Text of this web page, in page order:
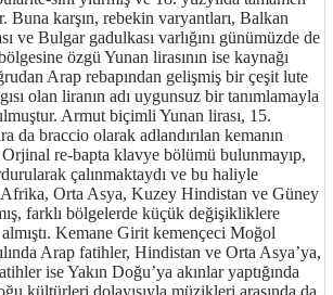
Buna karşın, rebekin varyantları, Balkan
ve Bulgar gadulkası varlığını günümüzde de
özgü Yunan lirasının ise kaynağı
Arap rebapından gelişmiş bir çeşit lute
olan liranın adı uygunsuz bir tanımlamayla
Armut biçimli Yunan lirası, 15.
da braccio olarak adlandırılan kemanın
Orjinal re-bapta klavye bölümü bulunmayıp,
çalınmaktaydı ve bu haliyle
Orta Asya, Kuzey Hindistan ve Güney
farklı bölgelerde küçük değişikliklere
Kemane Girit kemençeci Moğol
Arap fatihler, Hindistan ve Orta Asya’ya,
ise Yakın Doğu’ya akınlar yaptığında
kültürleri dolayısıyla müzikleri arasında da